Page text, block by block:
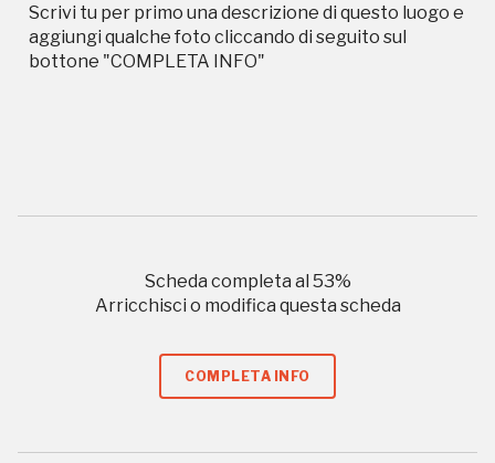
Scrivi tu per primo una descrizione di questo luogo e
aggiungi qualche foto cliccando di seguito sul
bottone "COMPLETA INFO"
Scheda completa al 53%
Arricchisci o modifica questa scheda
COMPLETA INFO
organizzati